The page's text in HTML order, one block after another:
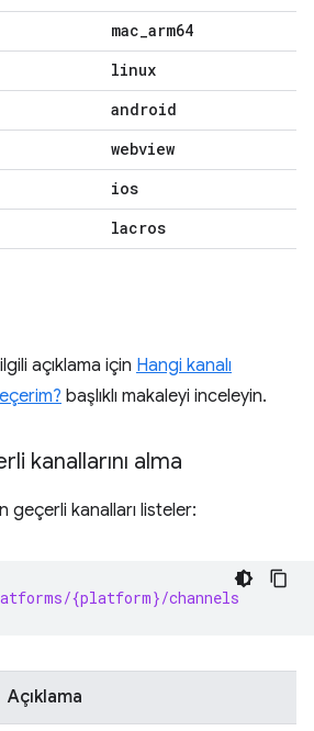
mac_arm64
linux
android
webview
ios
lacros
açıklama için Hangi kanalı
başlıklı makaleyi inceleyin.
kanallarını alma
geçerli kanalları listeler:
{platform}/channels
Açıklama